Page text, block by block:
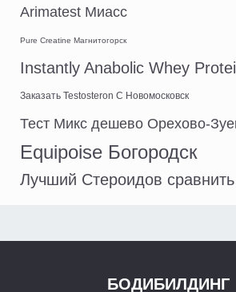
Arimatest Миасс
Pure Creatine Магнитогорск
Instantly Anabolic Whey
Заказать Testosteron C Новомосковск
Тест Микс дешево Орехово-
Equipoise Богородск
Лучший Стероидов
БОДИБИЛДИНГ